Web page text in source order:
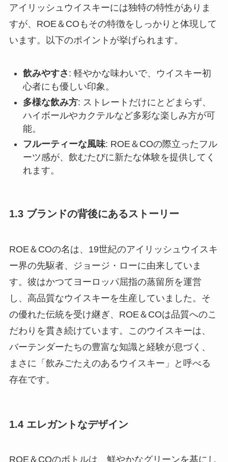
アイリッシュウイスキーには独特の特性がありま
すが、ROE＆COもその特徴をしっかりと体現して
います。以下のポイントが挙げられます。
飲みやすさ : 軽やかな味わいで、ウイスキー初
心者にも優しい印象。
多様な飲み方: ストレートだけにとどまらず、
ハイボールやカクテルなど多彩な楽しみ方が可
能。
フルーティーな風味: ROE＆COの際立ったフル
ーツ感が、飲むたびに新たな体験を提供してく
れます。
1.3 ブランドの背後にあるストーリー
ROE＆COの名は、19世紀のアイリッシュウイスキ
ー界の先駆者、ジョージ・ローに由来していま
す。彼はかつてヨーロッパ屈指の蒸留所を運営
し、高品質なウイスキーを生産していました。そ
の優れた伝統を受け継ぎ、ROE＆COは品質へのこ
だわりを貫き続けています。このウイスキーは、
バーテンダーたちの豊富な知識と経験が息づく、
まさに「飲みごたえのあるウイスキー」と呼べる
存在です。
1.4 エレガントなデザイン
ROE＆COのボトルは、鮮やかなグリーンを基にし